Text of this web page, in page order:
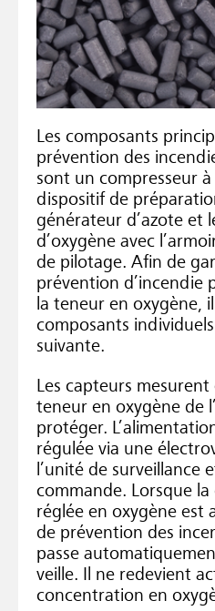
Les composants
prévention des
sont un compresseur
dispositif de
générateur d’azote et
d’oxygène avec
de pilotage. Afin de
prévention d’incendie
la teneur en oxygène,
composants
suivante.
Les capteurs
teneur en oxygène de
protéger.
régulée via une
l’unité de surveillance
commande. Lorsque
réglée en oxygène est
de prévention des
passe
veille. Il ne redevient
concentration en